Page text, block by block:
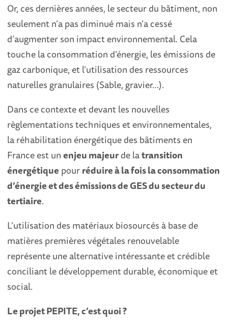
Or, ces dernières années, le secteur du bâtiment, non
seulement n’a pas diminué mais n’a cessé
d’augmenter son impact environnemental. Cela
touche la consommation d’énergie, les émissions de
gaz carbonique, et l’utilisation des ressources
naturelles granulaires (Sable, gravier…).
Dans ce contexte et devant les nouvelles
règlementations techniques et environnementales,
la réhabilitation énergétique des bâtiments en
France est unenjeu majeurde latransition
énergétique pourréduire à la fois la consommation
d’énergie et des émissions de GES du secteur du
tertiaire.
L’utilisation des matériaux biosourcés à base de
matières premières végétales renouvelable
représente une alternative intéressante et crédible
conciliant le développement durable, économique et
social.
Le projet PEPITE, c’est quoi ?